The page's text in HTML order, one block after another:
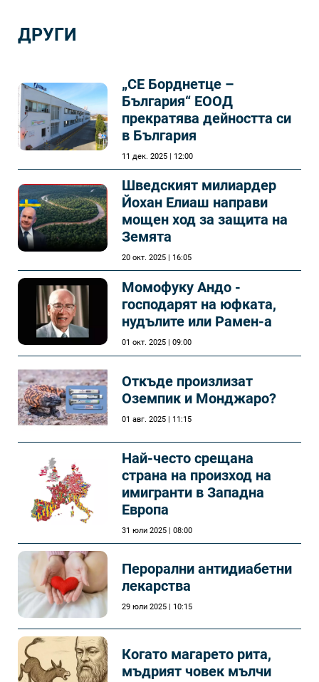
ДРУГИ
„СЕ Борднетце –
България“ ЕООД
прекратява дейността си
в България
11 дек. 2025 | 12:00
Шведският милиардер
Йохан Елиаш направи
мощен ход за защита на
Земята
20 окт. 2025 | 16:05
Момофуку Андо -
господарят на юфката,
нудълите или Рамен-а
01 окт. 2025 | 09:00
Откъде произлизат
Оземпик и Монджаро?
01 авг. 2025 | 11:15
Най-често срещана
страна на произход на
имигранти в Западна
Европа
31 юли 2025 | 08:00
Перорални антидиабетни
лекарства
29 юли 2025 | 10:15
Когато магарето рита,
мъдрият човек мълчи